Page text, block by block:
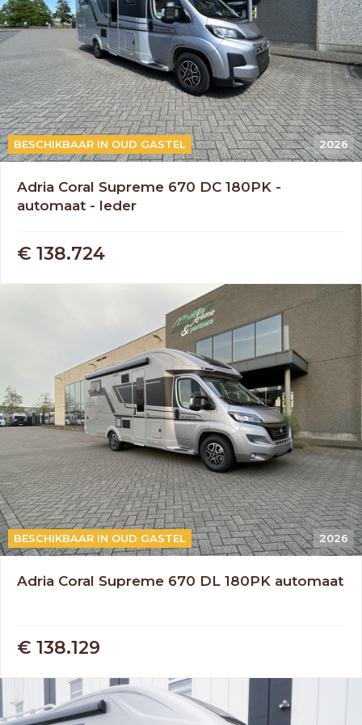
AUTOMAAT 2026
BESCHIKBAAR IN OUD GASTEL
Adria Coral Supreme 670 DC 180PK -
automaat - leder
€ 138.724
AUTOMAAT 2026
BESCHIKBAAR IN OUD GASTEL
Adria Coral Supreme 670 DL 180PK automaat
€ 138.129